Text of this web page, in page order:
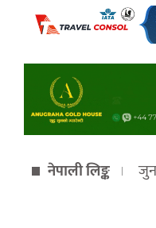
नेपाली लिङ्क